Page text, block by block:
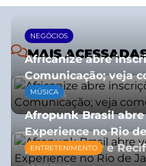
MAIS
NEGÓCIOS
Africanize abre
Comunicação; veja
13/01/2026
MÚSICA
Afropunk Brasil
Experience no Rio
para Salvador e
ENTRETENIMENTO